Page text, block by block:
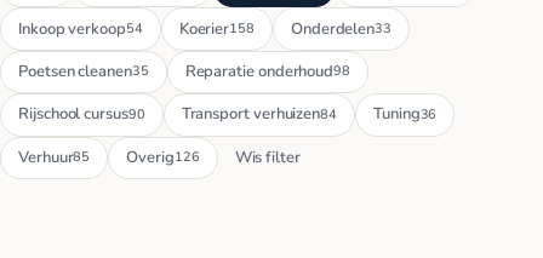
Inkoop verkoop54 Koerier158 Onderdelen33
Poetsen cleanen35 Reparatie onderhoud98
Rijschool cursus90 Transport verhuizen84 Tuning36
Verhuur85 Overig126 Wis filter